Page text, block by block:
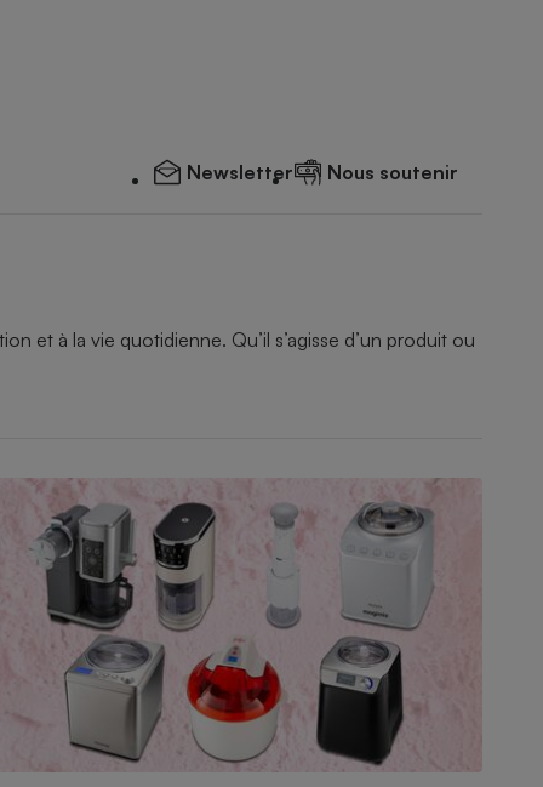
Newsletter Nous soutenir
et à la vie quotidienne. Qu’il s’agisse d’un produit ou